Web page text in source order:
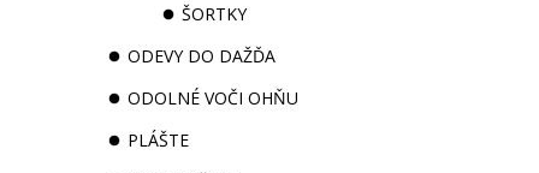
ŠORTKY
ODEVY DO DAŽĎA
ODOLNÉ VOČI OHŇU
PLÁŠTE